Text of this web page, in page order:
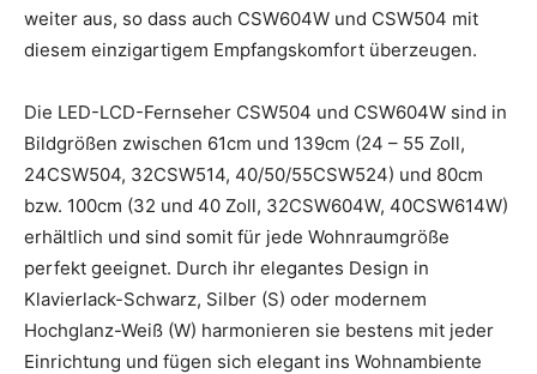
weiter aus, so dass auch CSW604W und CSW504 mit
diesem einzigartigem Empfangskomfort überzeugen.
Die LED-LCD-Fernseher CSW504 und CSW604W sind in
Bildgrößen zwischen 61cm und 139cm (24 – 55 Zoll,
24CSW504, 32CSW514, 40/50/55CSW524) und 80cm
bzw. 100cm (32 und 40 Zoll, 32CSW604W, 40CSW614W)
erhältlich und sind somit für jede Wohnraumgröße
perfekt geeignet. Durch ihr elegantes Design in
Klavierlack-Schwarz, Silber (S) oder modernem
Hochglanz-Weiß (W) harmonieren sie bestens mit jeder
Einrichtung und fügen sich elegant ins Wohnambiente